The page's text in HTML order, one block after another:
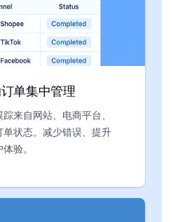
单集中管理
来自网站、电商平台、
单状态。减少错误、提升
验。